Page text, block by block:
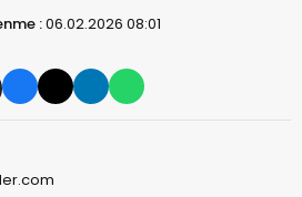
:06.02.2026 08:01